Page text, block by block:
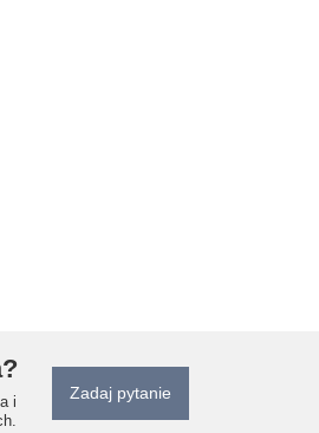
i
Zadaj pytanie